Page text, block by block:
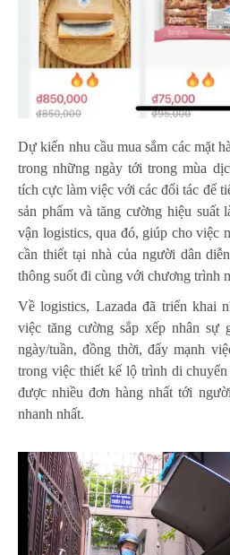
Dự kiến nhu cầu mua sắm các mặt
trong những ngày tới trong mùa
tích cực làm việc với các đối tác để
sản phẩm và tăng cường hiệu suất
vận logistics, qua đó, giúp cho việc
cần thiết tại nhà của người dân
thông suốt đi cùng với chương trình
Về logistics, Lazada đã triển khai
việc tăng cường sắp xếp nhân sự
ngày/tuần, đồng thời, đẩy mạnh
trong việc thiết kế lộ trình di
được nhiều đơn hàng nhất tới
nhanh nhất.